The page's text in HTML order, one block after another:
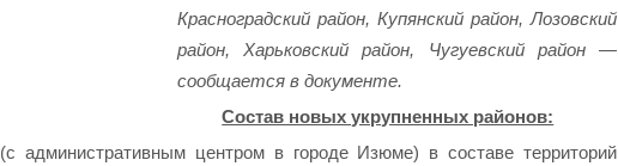
Красноградский район, Купянский район, Лозовский
район, Харьковский район, Чугуевский район —
сообщается в документе.
Состав новых укрупненных районов:
(с административным центром в городе Изюме) в составе территорий